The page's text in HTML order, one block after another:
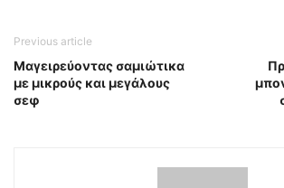
Previous article
Μαγειρεύοντας σαμιώτικα
με μικρούς και μεγάλους
σεφ